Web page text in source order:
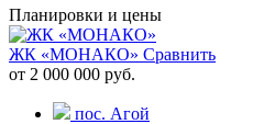
Планировки и цены
ЖК «МОНАКО» Сравнить
от 2 000 000 руб.
пос. Агой